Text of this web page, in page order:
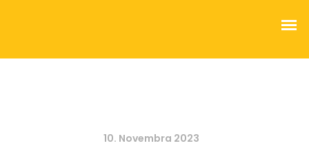
10. Novembra 2023